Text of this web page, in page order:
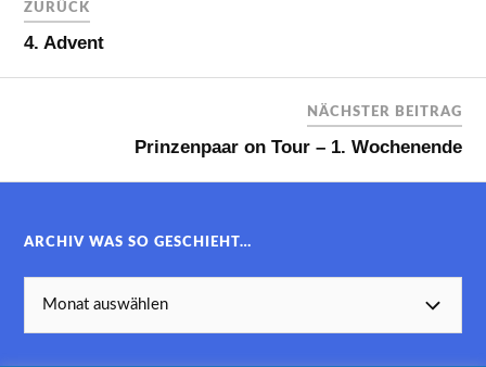
ZURÜCK
4. Advent
NÄCHSTER BEITRAG
Prinzenpaar on Tour – 1. Wochenende
ARCHIV WAS SO GESCHIEHT…